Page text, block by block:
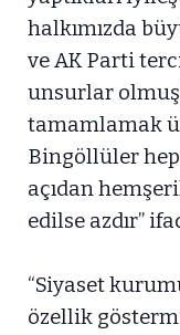
halkımızda
ve AK Parti
unsurlar
tamamlamak
Bingöllüler
açıdan
edilse azdır”
“Siyaset
özellik